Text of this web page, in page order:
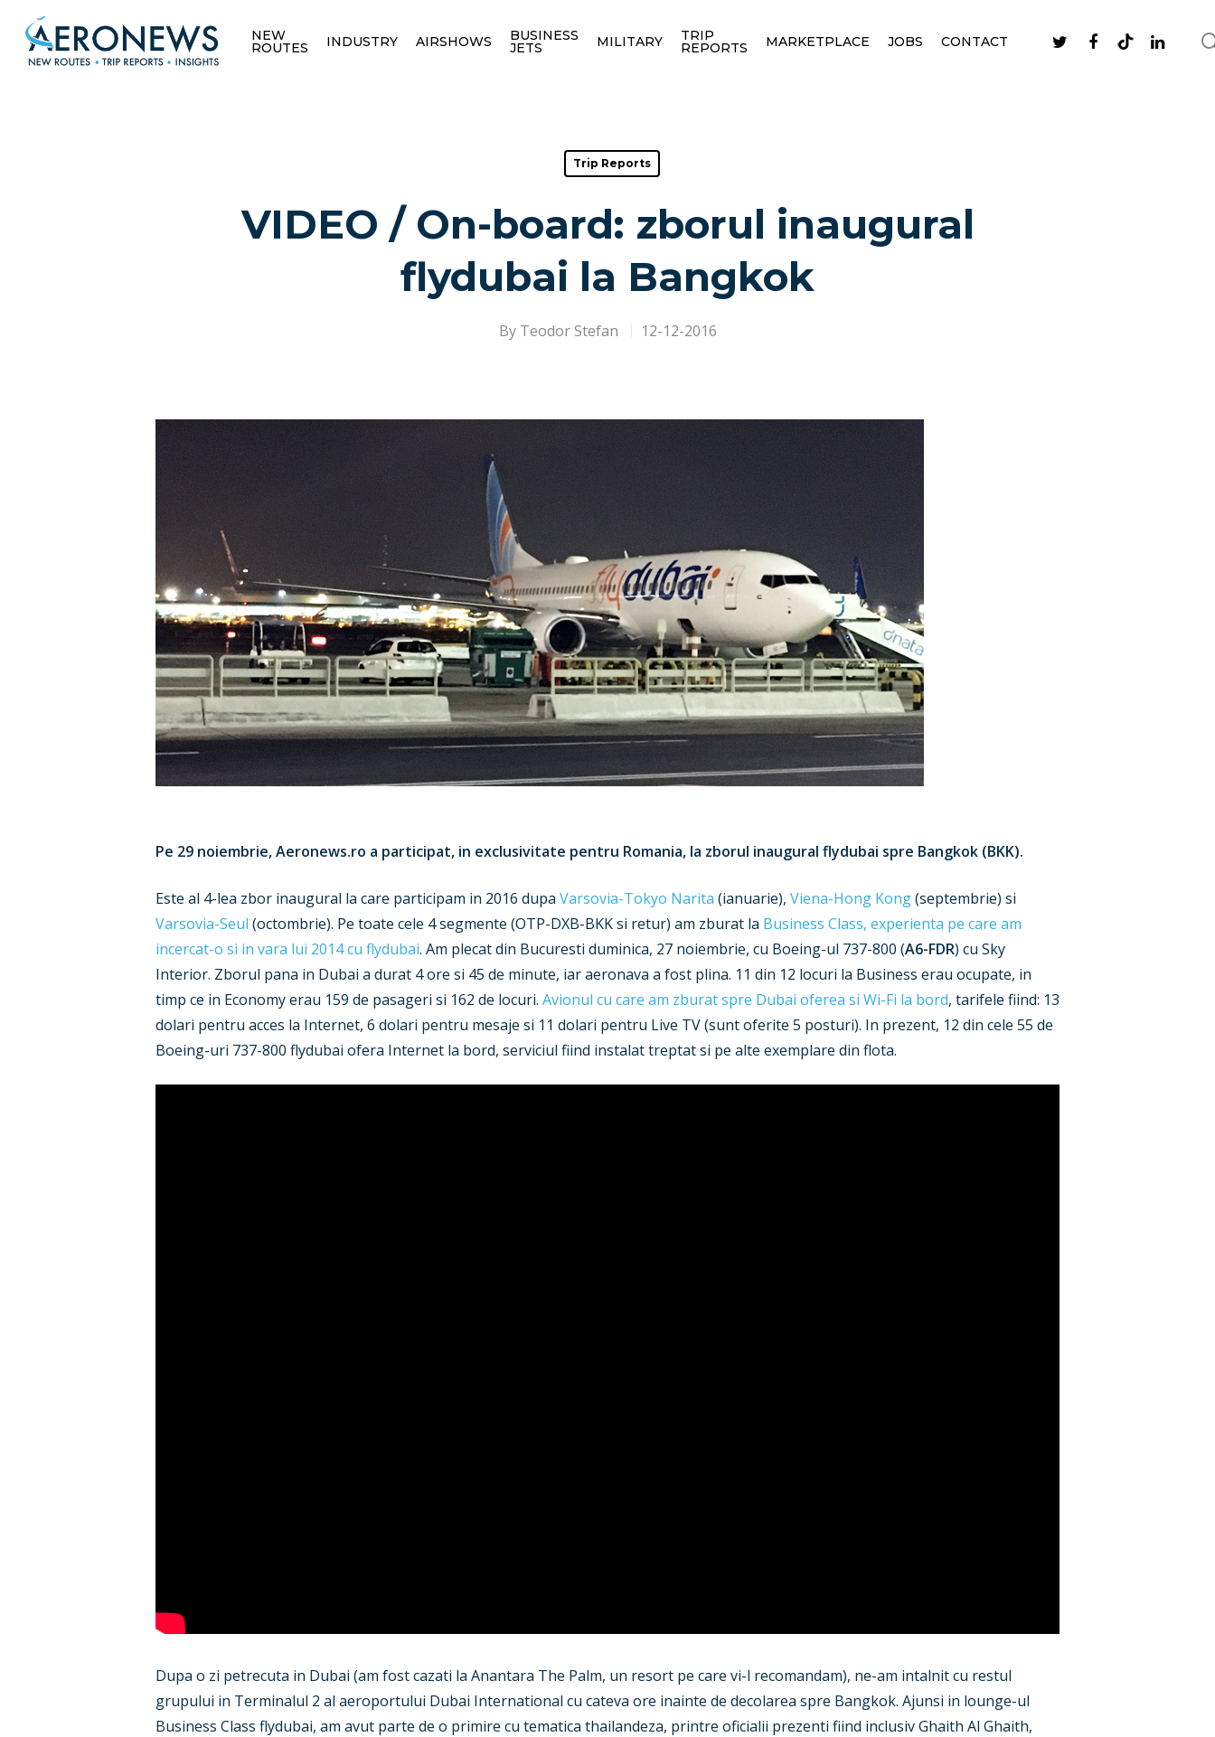
Hit enter to search or ESC to close
NEW
ROUTES INDUSTRY AIRSHOWS BUSINESS
JETS MILITARY TRIP
REPORTS MARKETPLACE JOBS CONTACT
Trip Reports
VIDEO / On-board: zborul inaugural
flydubai la Bangkok
By Teodor Stefan 12-12-2016
Pe 29 noiembrie, Aeronews.ro a participat, in exclusivitate pentru Romania, la zborul inaugural flydubai spre Bangkok (BKK).
Este al 4-lea zbor inaugural la care participam in 2016 dupa Varsovia-Tokyo Narita (ianuarie), Viena-Hong Kong(septembrie) si
Varsovia-Seul (octombrie). Pe toate cele 4 segmente (OTP-DXB-BKK si retur) am zburat la Business Class, experienta pe care am
incercat-o si in vara lui 2014 cu flydubai. Am plecat din Bucuresti duminica, 27 noiembrie, cu Boeing-ul 737-800 (A6-FDR) cu Sky
Interior. Zborul pana in Dubai a durat 4 ore si 45 de minute, iar aeronava a fost plina. 11 din 12 locuri la Business erau ocupate, in
timp ce in Economy erau 159 de pasageri si 162 de locuri. Avionul cu care am zburat spre Dubai oferea si Wi-Fi la bord, tarifele fiind: 13
dolari pentru acces la Internet, 6 dolari pentru mesaje si 11 dolari pentru Live TV (sunt oferite 5 posturi). In prezent, 12 din cele 55 de
Boeing-uri 737-800 flydubai ofera Internet la bord, serviciul fiind instalat treptat si pe alte exemplare din flota.
Dupa o zi petrecuta in Dubai (am fost cazati la Anantara The Palm, un resort pe care vi-l recomandam), ne-am intalnit cu restul
grupului in Terminalul 2 al aeroportului Dubai International cu cateva ore inainte de decolarea spre Bangkok. Ajunsi in lounge-ul
Business Class flydubai, am avut parte de o primire cu tematica thailandeza, printre oficialii prezenti fiind inclusiv Ghaith Al Ghaith,